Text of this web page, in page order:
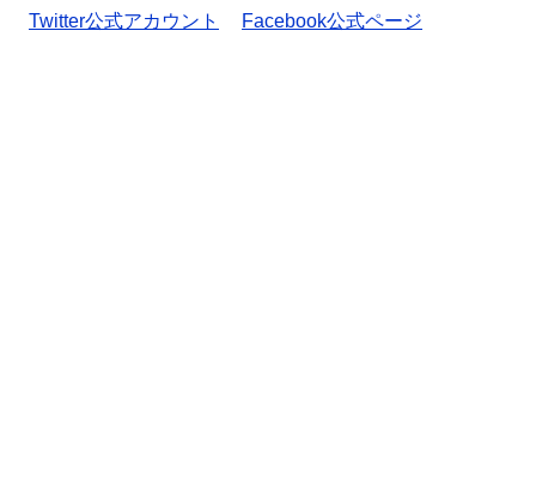
Twitter公式アカウント
Facebook公式ページ